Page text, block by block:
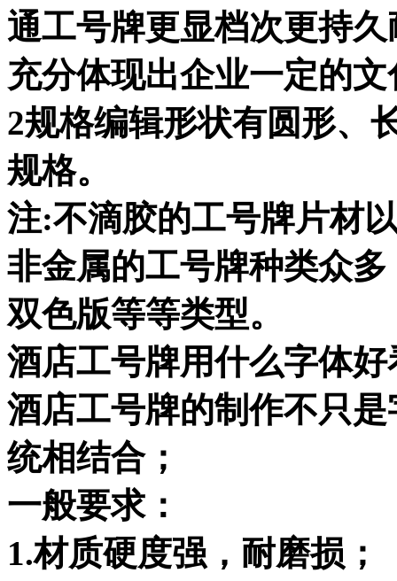
通工号牌更显档次更持
充分体现出企业一定的
2规格编辑形状有圆形、
规格。
注:不滴胶的工号牌片材
非金属的工号牌种类众
双色版等等类型。
酒店工号牌用什么字体好
酒店工号牌的制作不只
统相结合；
一般要求：
1.材质硬度强，耐磨损；